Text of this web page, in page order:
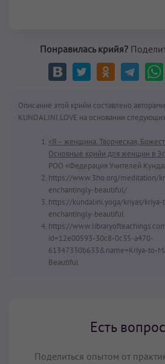
Понравилась крийя?
Описание этой крийи составлено
KUNDALINI.LOVE на основании
«Я – женщина. Творческая,
Основные крийи для женщин в
РОО «Федерация Учителей
https://www.3ho.org/meditation/
enchantingly-beautiful/
https://kundalini.yoga/kriyas/
enchantingly-beautiful
https://
id=12e00593-30c8-0c35-a470-
61347330b633&name=Kriya-to-
Beautiful
Есть
Поделиться опытом от